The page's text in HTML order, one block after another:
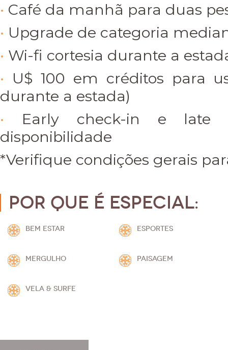
Café da manhã para duas
Upgrade de categoria
Wi-fi cortesia durante a
U$ 100 em créditos para
durante a estada)
Early check-in e late
disponibilidade
*Verifique condições gerais
Por que é especial:
BEM ESTAR ESPORTES
MERGULHO PAISAGEM
VELA & SURFE